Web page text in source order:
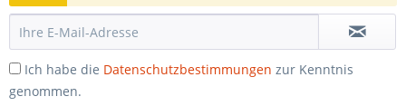
Ich habe die Datenschutzbestimmungen zur Kenntnis
genommen.